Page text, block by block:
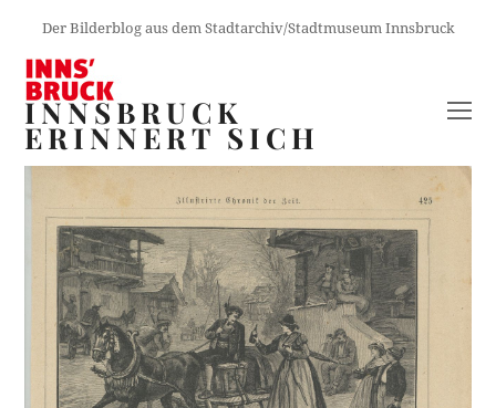
Der Bilderblog aus dem Stadtarchiv/Stadtmuseum Innsbruck
INNSBRUCK
ERINNERT SICH